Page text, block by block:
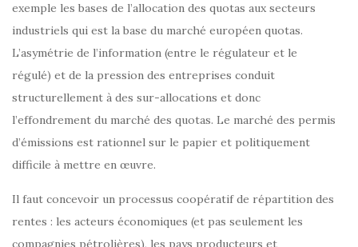
exemple les bases de l’allocation des quotas aux secteurs
industriels qui est la base du marché européen quotas.
L’asymétrie de l’information (entre le régulateur et le
régulé) et de la pression des entreprises conduit
structurellement à des sur-allocations et donc
l’effondrement du marché des quotas. Le marché des permis
d’émissions est rationnel sur le papier et politiquement
difficile à mettre en œuvre.
Il faut concevoir un processus coopératif de répartition des
rentes : les acteurs économiques (et pas seulement les